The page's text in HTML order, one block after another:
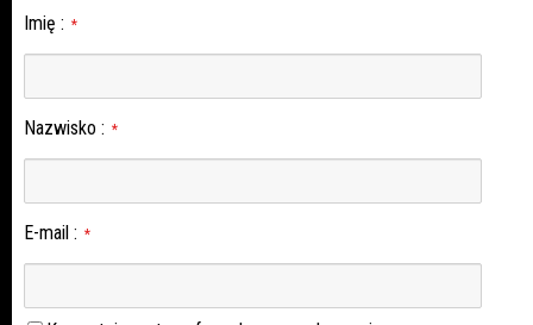
Imię : *
Nazwisko : *
E-mail : *